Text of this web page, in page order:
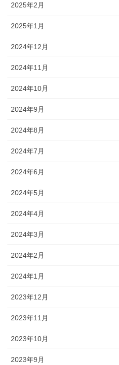
2025年2月
2025年1月
2024年12月
2024年11月
2024年10月
2024年9月
2024年8月
2024年7月
2024年6月
2024年5月
2024年4月
2024年3月
2024年2月
2024年1月
2023年12月
2023年11月
2023年10月
2023年9月